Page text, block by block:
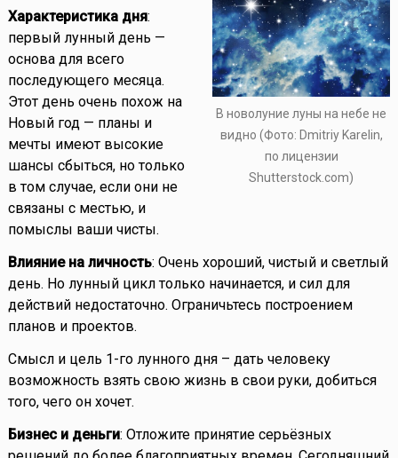
В новолуние луны на небе не
видно (Фото: Dmitriy Karelin,
по лицензии
Shutterstock.com)
Характеристика дня:
первый лунный день —
основа для всего
последующего месяца.
Этот день очень похож на
Новый год — планы и
мечты имеют высокие
шансы сбыться, но только
в том случае, если они не
связаны с местью, и
помыслы ваши чисты.
Влияние на личность: Очень хороший, чистый и светлый
день. Но лунный цикл только начинается, и сил для
действий недостаточно. Ограничьтесь построением
планов и проектов.
Смысл и цель 1-го лунного дня – дать человеку
возможность взять свою жизнь в свои руки, добиться
того, чего он хочет.
Бизнес и деньги: Отложите принятие серьёзных